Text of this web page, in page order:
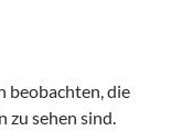
beobachten, die
sehen sind.